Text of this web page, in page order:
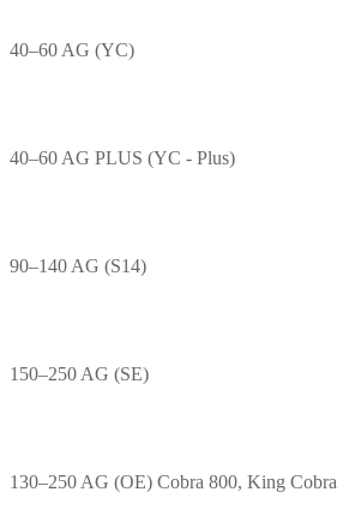
40–60 AG (YC)
40–60 AG PLUS (YC - Plus)
90–140 AG (S14)
150–250 AG (SE)
130–250 AG (OE) Cobra 800, King Cobra